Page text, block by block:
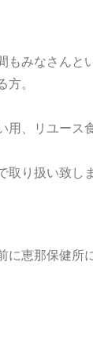
みなさん
。
、リユー
り扱い致
恵那保健所